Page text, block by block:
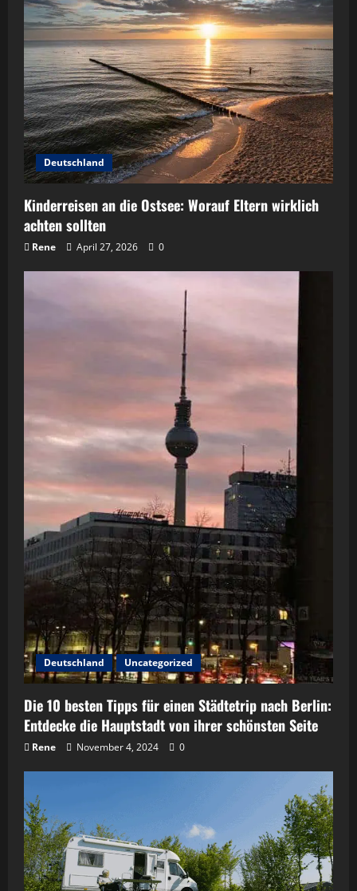
Deutschland
Kinderreisen an die Ostsee: Worauf Eltern wirklich
achten sollten
Rene April 27, 2026 0
Deutschland Uncategorized
Die 10 besten Tipps für einen Städtetrip nach Berlin:
Entdecke die Hauptstadt von ihrer schönsten Seite
Rene November 4, 2024 0